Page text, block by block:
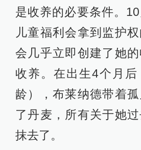
是收养的必要条件。
儿童福利会拿到监护
会几乎立即创建了她
收养。在出生4个月
龄），布莱纳德带着
了丹麦，所有关于她
抹去了。